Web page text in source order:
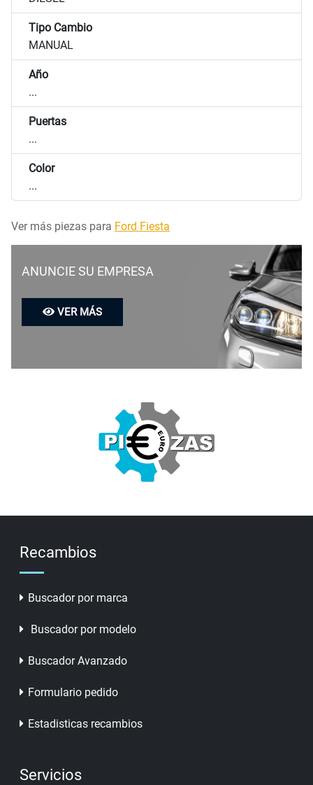
Tipo Cambio
MANUAL
Año
...
Puertas
...
Color
...
Ver más piezas para Ford Fiesta
ANUNCIE SU EMPRESA
VER MÁS
Recambios
Buscador por marca
Buscador por modelo
Buscador Avanzado
Formulario pedido
Estadisticas recambios
Servicios